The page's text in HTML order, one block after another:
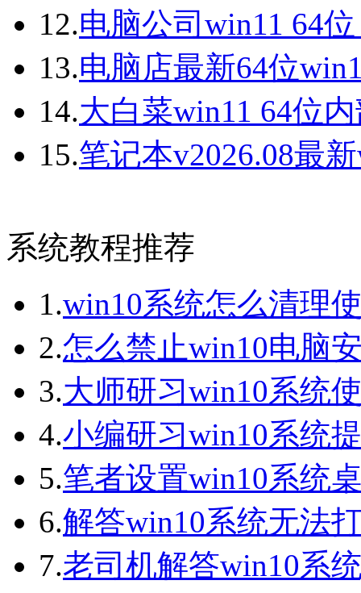
12.电脑公司win11 64
13.电脑店最新64位
14.大白菜win11 64位
15.笔记本v2026.08最
系统教程推荐
1.win10系统怎么清理
2.怎么禁止win10电脑
3.大师研习win10系统
4.小编研习win10系统
5.笔者设置win10系统
6.解答win10系统无法
7.老司机解答win10系